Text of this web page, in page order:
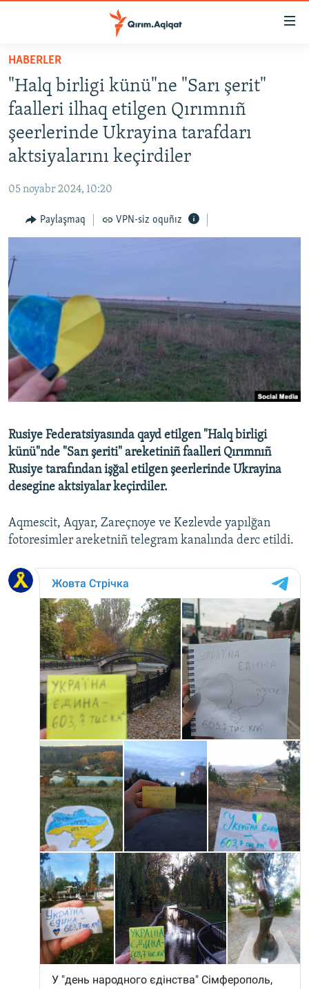
Esas
qaytmaq
Baş
navigatsiyağa
qaytmaq
Qıdıruvğa
HABERLER
SİYASET
İQTİSADİYAT
CEMİYET
İNSAN AQLARI
VİDEO
BLOGLAR
FİKİR
Русский
Українською
QOŞULIÑIZ!
RFE/RS bütün saytları
HABERLER
"Halq birligi künü"ne "Sarı şerit"
faalleri ilhaq etilgen Qırımnıñ
şeerlerinde Ukrayina tarafdarı
aktsiyalarını keçirdiler
05 noyabr 2024, 10:20
Paylaşmaq VPN-siz oquñız
Rusiye Federatsiyasında qayd etilgen "Halq birligi
künü"nde "Sarı şeriti" areketiniñ faalleri Qırımnıñ
Rusiye tarafından işğal etilgen şeerlerinde Ukrayina
desegine aktsiyalar keçirdiler.
Aqmescit, Aqyar, Zareçnoye ve Kezlevde yapılğan
fotoresimler areketniñ telegram kanalında derc etildi.